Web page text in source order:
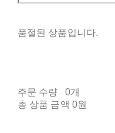
품절된 상품입니다.
주문 수량
0개
총 상품 금액 0원